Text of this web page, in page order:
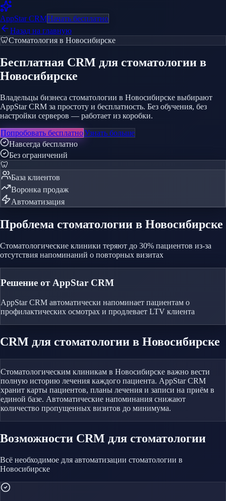
AppStarCRMНачать бесплатно
Назад на главную
🦷Стоматология в Новосибирске
Бесплатная CRM для стоматологии в
Новосибирске
Владельцы бизнеса стоматологии в Новосибирске выбирают
AppStar CRM за простоту и бесплатность. Без обучения, без
настройки серверов — работает из коробки.
Попробовать бесплатноУзнать больше
Навсегда бесплатно
Без ограничений
🦷
База клиентов
Воронка продаж
Автоматизация
Проблема стоматологии в Новосибирске
Стоматологические клиники теряют до 30% пациентов из-за
отсутствия напоминаний о повторных визитах
Решение от AppStar CRM
AppStar CRM автоматически напоминает пациентам о
профилактических осмотрах и продлевает LTV клиента
CRM для стоматологии в Новосибирске
Стоматологическим клиникам в Новосибирске важно вести
полную историю лечения каждого пациента. AppStar CRM
хранит карты пациентов, планы лечения и записи на приём в
единой базе. Автоматические напоминания снижают
количество пропущенных визитов до минимума.
Возможности CRM для стоматологии
Всё необходимое для автоматизации стоматологии в
Новосибирске